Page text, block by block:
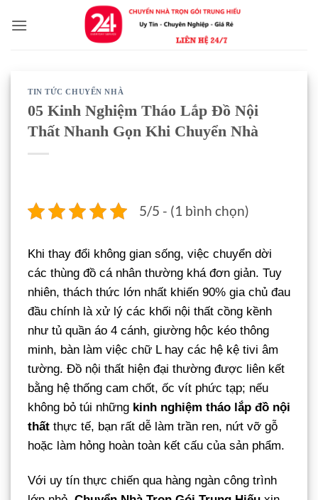
qua
TIN TỨC CHUYỂN NHÀ
05 Kinh Nghiệm Tháo Lắp Đồ Nội
Thất Nhanh Gọn Khi Chuyển Nhà
5/5 - (1 bình chọn)
Khi thay đổi không gian sống, việc chuyển dời
các thùng đồ cá nhân thường khá đơn giản. Tuy
nhiên, thách thức lớn nhất khiến 90% gia chủ đau
đầu chính là xử lý các khối nội thất cồng kềnh
như tủ quần áo 4 cánh, giường hộc kéo thông
minh, bàn làm việc chữ L hay các hệ kệ tivi âm
tường. Đồ nội thất hiện đại thường được liên kết
bằng hệ thống cam chốt, ốc vít phức tạp; nếu
không bỏ túi những kinh nghiệm tháo lắp đồ nội
thất thực tế, bạn rất dễ làm trần ren, nứt vỡ gỗ
hoặc làm hỏng hoàn toàn kết cấu của sản phẩm.
Với uy tín thực chiến qua hàng ngàn công trình